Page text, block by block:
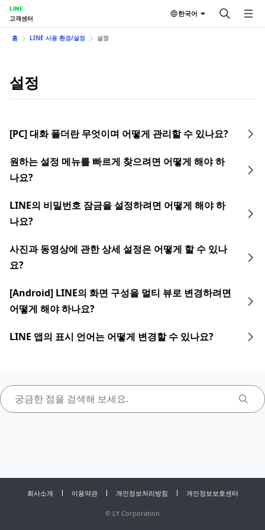
LINE
고객센터
한국어
홈 LINE 사용 환경/설정 설정
설정
[PC] 대화 폴더란 무엇이며 어떻게 관리할 수 있나요?
원하는 설정 메뉴를 빠르게 찾으려면 어떻게 해야 하
나요?
LINE의 비밀번호 잠금을 설정하려면 어떻게 해야 하
나요?
사진과 동영상에 관한 상세 설정은 어떻게 할 수 있나
요?
[Android] LINE의 화면 구성을 멀티 뷰로 변경하려면
어떻게 해야 하나요?
LINE 앱의 표시 언어는 어떻게 변경할 수 있나요?
회사소개 이용약관 개인정보처리방침 개인정보보호센터
© LY Corporation